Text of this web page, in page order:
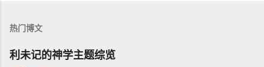
热门博文
利未记的神学主题综览